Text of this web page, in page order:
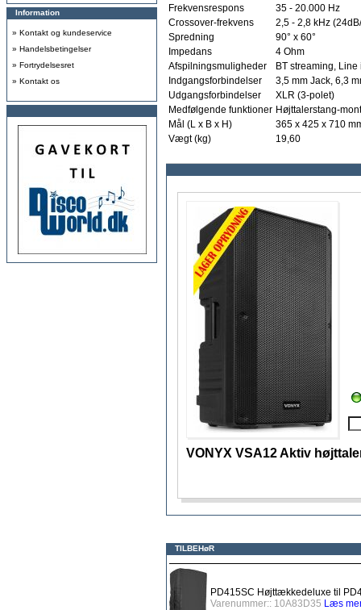
Information
» Kontakt og kundeservice
» Handelsbetingelser
» Fortrydelsesret
» Kontakt os
Frekvensrespons
35 - 20.000 Hz
Crossover-frekvens
2,5 - 2,8 kHz
Spredning
90° x 60°
Impedans
4 Ohm
Afspilningsmuligheder
BT streaming,
Indgangsforbindelser
3,5 mm Jack, 6,3
Udgangsforbindelser
XLR (3-polet)
Medfølgende funktioner Højttalerstang-
Mål (L x B x H)
365 x 425 x 710
Vægt (kg)
19,60
VONYX VSA12 Aktiv
TILBEHøR
PD415SC Højttækkedeluxe til
Varenummer:: 10A83D35 Læs